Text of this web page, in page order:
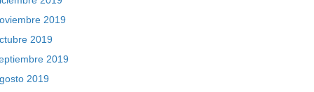
2019
2019
2019
2019